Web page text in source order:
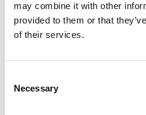
may combine it with other
provided to them or that
of their services.
Selection
Necessary
Lastceller
2 950 kr